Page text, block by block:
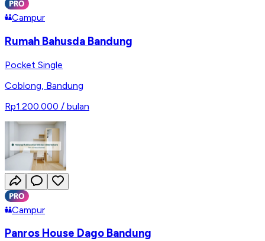
Campur
Rumah Bahusda Bandung
Pocket Single
Coblong Bandung
Rp1.200.000 / bulan
Campur
Panros House Dago Bandung